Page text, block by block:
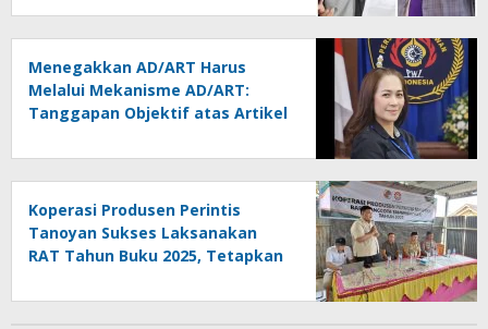
Menegakkan AD/ART Harus
Melalui Mekanisme AD/ART:
Tanggapan Objektif atas Artikel
Konspirasi Melanggar Aturan”
Koperasi Produsen Perintis
Tanoyan Sukses Laksanakan
RAT Tahun Buku 2025, Tetapkan
Keputusan Anggota